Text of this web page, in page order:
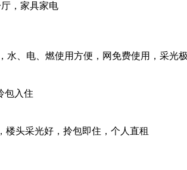
，家具家电
水、电、燃使用方便，网免费使用，采光
包入住
楼头采光好，拎包即住，个人直租